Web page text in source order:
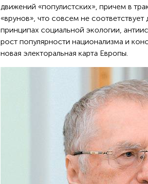
движений «популистских», причем в
«врунов», что совсем не
принципах социальной экологии,
рост популярности национализма и
новая электоральная карта Европы.